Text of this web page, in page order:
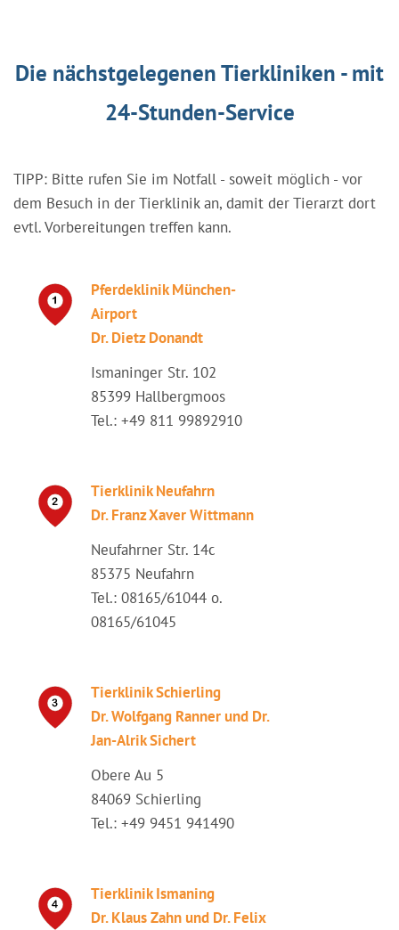
Die nächstgelegenen Tierkliniken - mit
24-Stunden-Service
TIPP: Bitte rufen Sie im Notfall - soweit möglich - vor
dem Besuch in der Tierklinik an, damit der Tierarzt dort
evtl. Vorbereitungen treffen kann.
Pferdeklinik München-
Airport
Dr. Dietz Donandt
Ismaninger Str. 102
85399 Hallbergmoos
Tel.: +49 811 99892910
Tierklinik Neufahrn
Dr. Franz Xaver Wittmann
Neufahrner Str. 14c
85375 Neufahrn
Tel.: 08165/61044 o.
08165/61045
Tierklinik Schierling
Dr. Wolfgang Ranner und Dr.
Jan-Alrik Sichert
Obere Au 5
84069 Schierling
Tel.: +49 9451 941490
Tierklinik Ismaning
Dr. Klaus Zahn und Dr. Felix